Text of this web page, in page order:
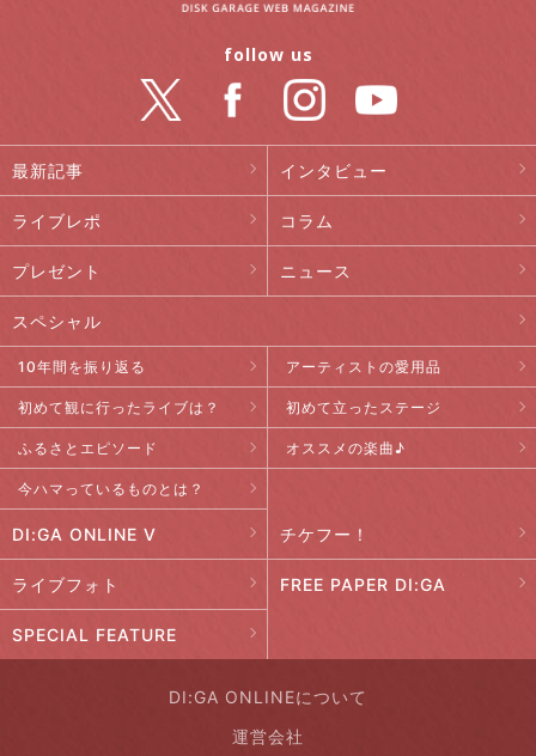
最新記事 インタビュー
ライブレポ コラム
プレゼント ニュース
スペシャル
10年間を振り返る アーティストの愛用品
初めて観に行ったライブは？ 初めて立ったステージ
ふるさとエピソード オススメの楽曲♪
今ハマっているものとは？
DI:GA ONLINE V チケフー！
ライブフォト FREE PAPER DI:GA
SPECIAL FEATURE
follow us
DI:GA ONLINEについて
運営会社